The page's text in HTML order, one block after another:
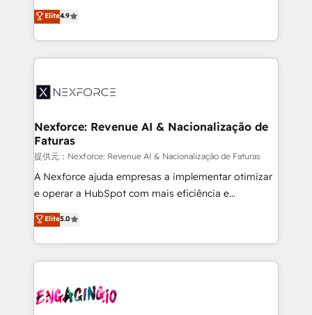
technical know-how and strategic guidance you
need to succeed.
Elite Partner. With 500+ projects across the U.S.,
Brazil, and LATAM, we combine global expertise with
regional experience. Today, we are Brazil’s largest
HubSpot Elite Partner—trusted by companies across
Implementation & Migration Onboarding across all
Station, Freshdesk, Intercom, and more. Custom
objects, automations, and integrations built for
growth. 🚀 AI-Driven GTM Orchestration Unify
HubSpot with LinkedIn, WhatsApp, email, paid
media, and AI voice to drive pipeline. 🤖 AI Custom
prospecting, follow-ups, service triage, and
knowledge retrieval—built in HubSpot. ⚡ Fast-Track
advanced optimization & adoption 📍 São Paulo, BR
• Des Moines, IA • New York, NY
Elite4.9
Nexforce: Revenue AI & Nacionalização de
Faturas
提供元：Nexforce: Revenue AI & Nacionalização de Faturas
A Nexforce ajuda empresas a implementar otimizar
e operar a HubSpot com mais eficiência e
previsibilidade de receita. Combinamos Revenue
Operations (RevOps) e Inteligência Artificial para
estruturar processos integrar sistemas organizar
dados e automatizar operações. O objetivo é
operacional de receita conectando equipes
Elite5.0